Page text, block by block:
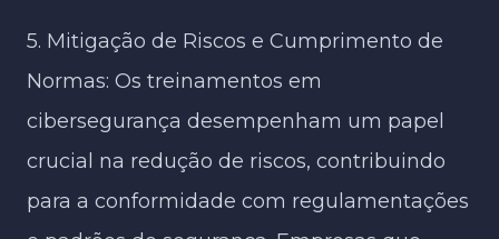
5. Mitigação de Riscos e Cumprimento de
Normas: Os treinamentos em
cibersegurança desempenham um papel
crucial na redução de riscos, contribuindo
para a conformidade com regulamentações